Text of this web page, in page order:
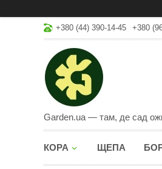
+380 (44) 390-14-45 +380
Garden.ua — там, де сад
КОРА ЩЕПА